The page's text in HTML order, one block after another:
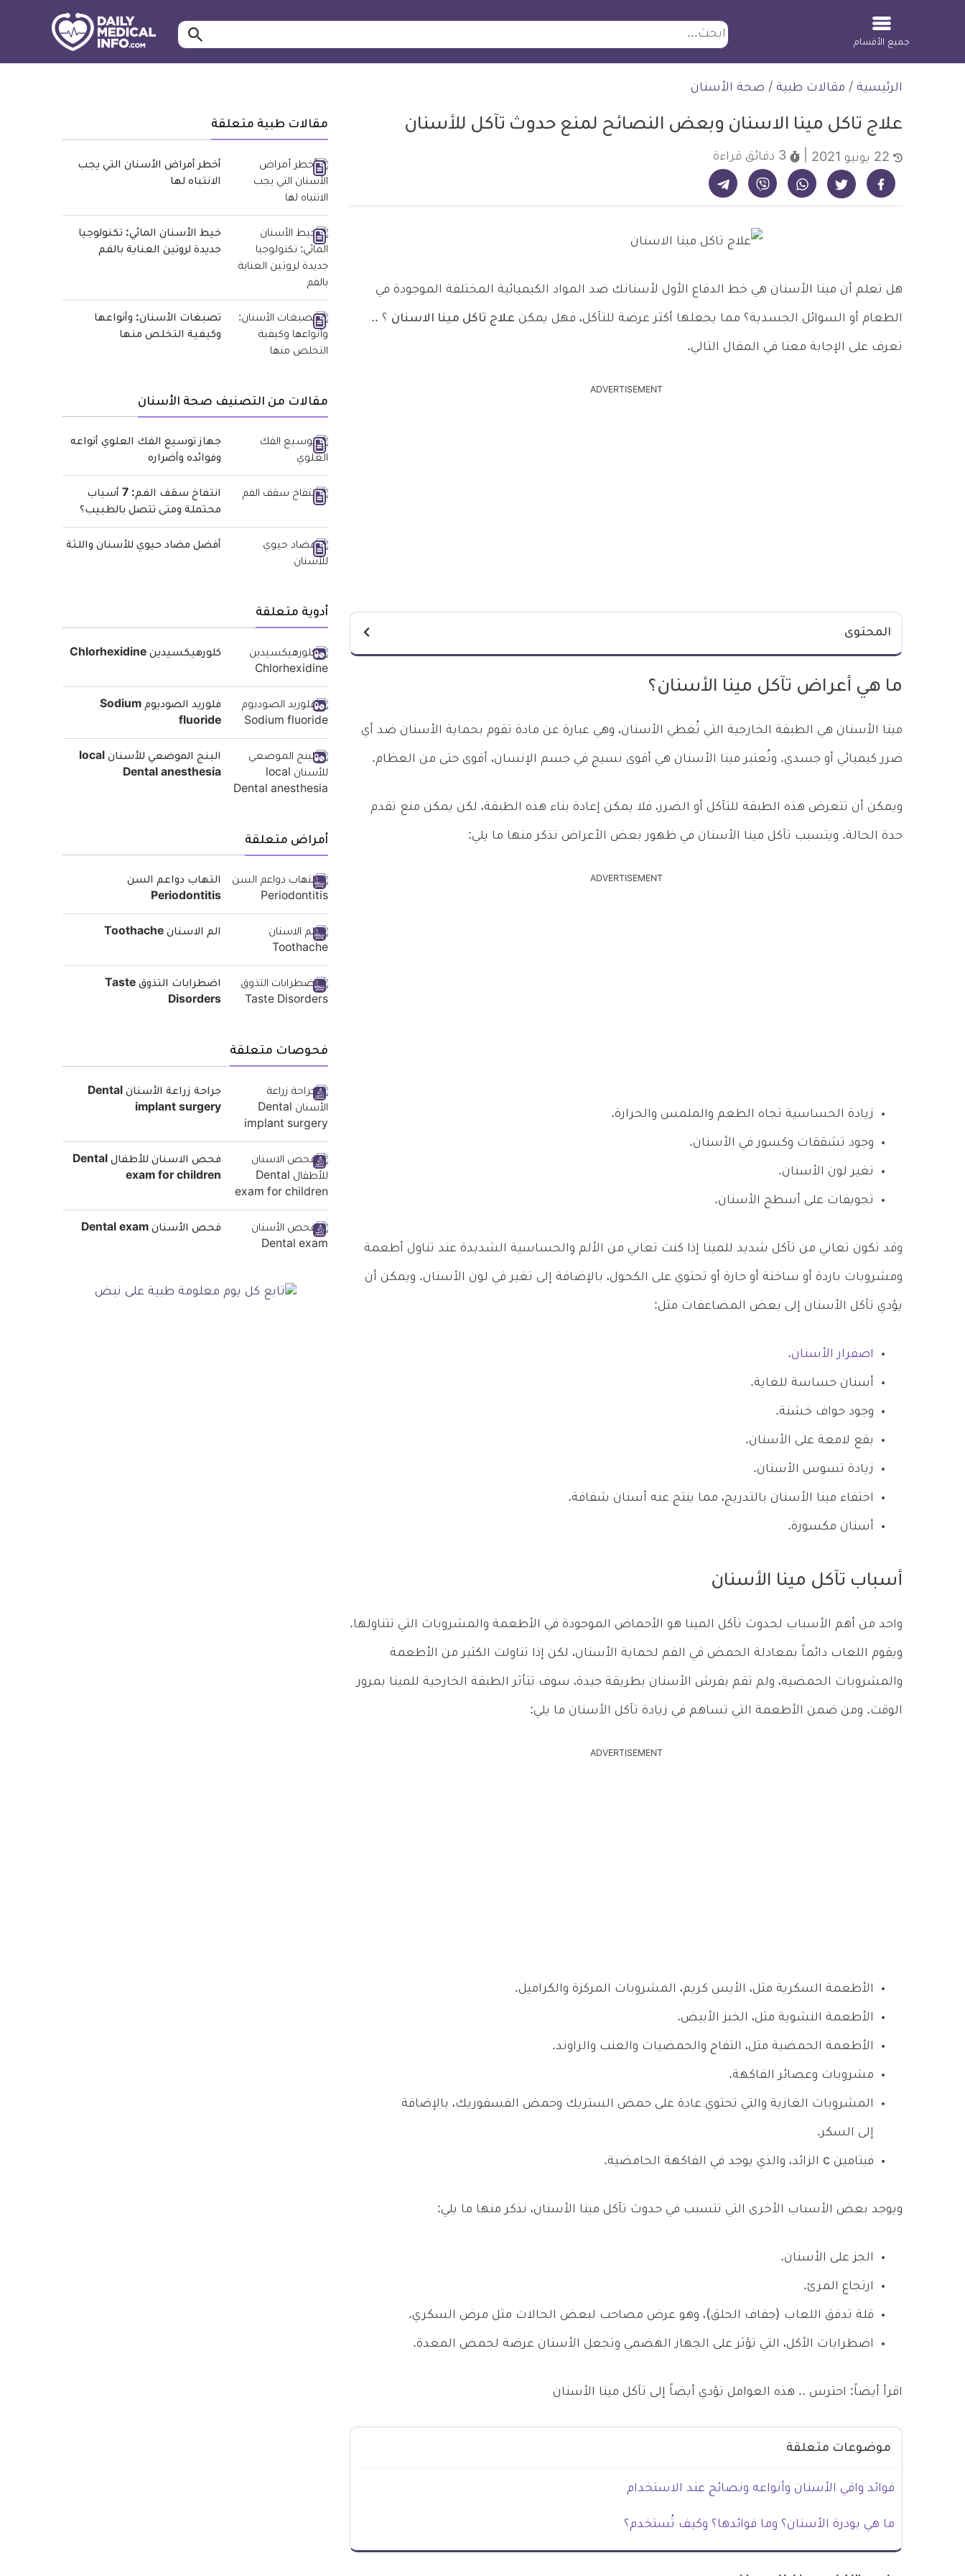
ابحث ابحث…
جميع الأقسام
الرئيسية / مقالات طبية / صحة الأسنان
علاج تاكل مينا الاسنان وبعض النصائح لمنع حدوث تآكل للأسنان
3 دقائق قراءة
شارك على فيسبوك - ديلي ميديكال انفو شارك على تويتر - ديلي ميديكال انفو شارك على واتساب - ديلي ميديكال انفو شارك على فايبر - ديلي ميديكال انفو شارك على تيليجرام - ديلي ميديكال انفو
هل تعلم أن مينا الأسنان هي خط الدفاع الأول لأسنانك ضد المواد الكيميائية المختلفة الموجودة في
الطعام أو السوائل الجسدية؟ مما يجعلها أكثر عرضة للتآكل، فهل يمكن علاج تاكل مينا الاسنان ؟ ..
تعرف على الإجابة معنا في المقال التالي.
ADVERTISEMENT
المحتوى
ما هي أعراض تآكل مينا الأسنان؟
مينا الأسنان هي الطبقة الخارجية التي تُغطي الأسنان، وهي عبارة عن مادة تقوم بحماية الأسنان ضد أي
ضرر كيميائي أو جسدي. وتُعتبر مينا الأسنان هي أقوى نسيج في جسم الإنسان، أقوى حتى من العظام.
ويمكن أن تتعرض هذه الطبقة للتآكل أو الضرر، فلا يمكن إعادة بناء هذه الطبقة، لكن يمكن منع تقدم
حدة الحالة. ويتسبب تآكل مينا الأسنان في ظهور بعض الأعراض نذكر منها ما يلي:
ADVERTISEMENT
زيادة الحساسية تجاه الطعم والملمس والحرارة.
وجود تشققات وكسور في الأسنان.
تغير لون الأسنان.
تجويفات على أسطح الأسنان.
وقد تكون تعاني من تآكل شديد للمينا إذا كنت تعاني من الألم والحساسية الشديدة عند تناول أطعمة
ومشروبات باردة أو ساخنة أو حارة أو تحتوي على الكحول، بالإضافة إلى تغير في لون الأسنان. ويمكن أن
يؤدي تآكل الأسنان إلى بعض المضاعفات مثل:
اصفرار الأسنان.
أسنان حساسة للغاية.
وجود حواف خشنة.
بقع لامعة على الأسنان.
زيادة تسوس الأسنان.
اختفاء مينا الأسنان بالتدريج، مما ينتج عنه أسنان شفافة.
أسنان مكسورة.
أسباب تآكل مينا الأسنان
واحد من أهم الأسباب لحدوث تآكل المينا هو الأحماض الموجودة في الأطعمة والمشروبات التي تتناولها.
ويقوم اللعاب دائماً بمعادلة الحمض في الفم لحماية الأسنان، لكن إذا تناولت الكثير من الأطعمة
والمشروبات الحمضية، ولم تقم بفرش الأسنان بطريقة جيدة، سوف تتأثر الطبقة الخارجية للمينا بمرور
الوقت. ومن ضمن الأطعمة التي تساهم في زيادة تآكل الأسنان ما يلي:
ADVERTISEMENT
الأطعمة السكرية مثل، الأيس كريم، المشروبات المركزة والكراميل.
الأطعمة النشوية مثل، الخبز الأبيض.
الأطعمة الحمضية مثل، التفاح والحمضيات والعنب والراوند.
مشروبات وعصائر الفاكهة.
المشروبات الغازية والتي تحتوي عادة على حمض الستريك وحمض الفسفوريك، بالإضافة
إلى السكر.
فيتامين c الزائد، والذي يوجد في الفاكهة الحامضية.
ويوجد بعض الأسباب الأخرى التي تتسبب في حدوث تآكل مينا الأسنان، نذكر منها ما يلي:
الجز على الأسنان.
ارتجاع المرئ.
قلة تدفق اللعاب (جفاف الحلق)، وهو عرض مصاحب لبعض الحالات مثل مرض السكري.
اضطرابات الأكل، التي تؤثر على الجهاز الهضمي وتجعل الأسنان عرضة لحمض المعدة.
اقرأ أيضاً: احترس .. هذه العوامل تؤدي أيضاً إلى تآكل مينا الأسنان
موضوعات متعلقة
فوائد واقي الأسنان وأنواعه ونصائح عند الاستخدام
ما هي بودرة الأسنان؟ وما فوائدها؟ وكيف تُستخدم؟
مقالات طبية متعلقة
أخطر أمراض الأسنان التي يجب
الانتباه لها
خيط الأسنان المائي: تكنولوجيا
جديدة لروتين العناية بالفم
تصبغات الأسنان: وأنواعها
وكيفية التخلص منها
مقالات من التصنيف صحة الأسنان
جهاز توسيع الفك العلوي أنواعه
وفوائده وأضراره
انتفاخ سقف الفم: 7 أسباب
محتملة ومتى تتصل بالطبيب؟
أفضل مضاد حيوي للأسنان واللثة
أدوية متعلقة
كلورهيكسيدين Chlorhexidine
فلوريد الصوديوم Sodium
fluoride
البنج الموضعي للأسنان local
Dental anesthesia
أمراض متعلقة
التهاب دواعم السن
Periodontitis
الم الاسنان Toothache
اضطرابات التذوق Taste
Disorders
فحوصات متعلقة
جراحة زراعة الأسنان Dental
implant surgery
فحص الاسنان للأطفال Dental
exam for children
فحص الأسنان Dental exam